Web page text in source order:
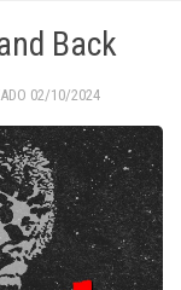
Back
02/10/2024